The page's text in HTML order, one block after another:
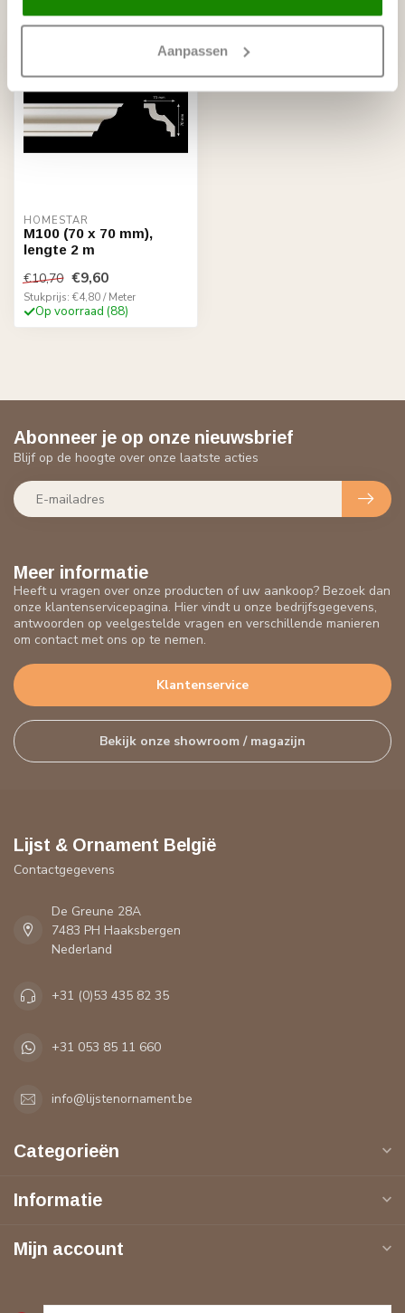
Aanpassen
HOMESTAR
M100 (70 x 70 mm),
lengte 2 m
€10,70 €9,60
Stukprijs: €4,80 / Meter
Op voorraad (88)
Meer informatie
Heeft u vragen over onze producten of uw aankoop? Bezoek dan
onze klantenservicepagina. Hier vindt u onze bedrijfsgegevens,
antwoorden op veelgestelde vragen en verschillende manieren
om contact met ons op te nemen.
Klantenservice
Bekijk onze showroom / magazijn
Abonneer je op onze nieuwsbrief
Blijf op de hoogte over onze laatste acties
Lijst & Ornament België
Contactgegevens
De Greune 28A
7483 PH Haaksbergen
Nederland
+31 (0)53 435 82 35
+31 053 85 11 660
info@lijstenornament.be
Categorieën
Informatie
Mijn account